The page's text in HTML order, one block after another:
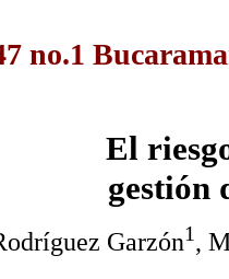
no.1
El
gestión
Garzón1,